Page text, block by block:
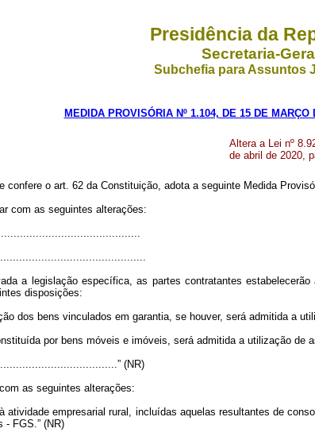
Presidência da
Secretaria-Geral
Subchefia para Assuntos
MEDIDA PROVISÓRIA Nº 1.104, DE 15 DE MARÇO
Altera a Lei nº
de abril de 2020,
confere o art. 62 da Constituição, adota a seguinte Medida
com as seguintes alterações:
a legislação específica, as partes contratantes
disposições:
dos bens vinculados em garantia, se houver, será admitida a
por bens móveis e imóveis, será admitida a utilização de
(NR)
as seguintes alterações:
atividade empresarial rural, incluídas aquelas resultantes de
- FGS.” (NR)